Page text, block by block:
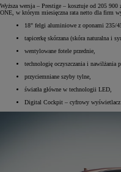
Wyższa wersja – Prestige – kosztuje od 205
ONE, w którym miesięczna rata netto dla firm
18" felgi aluminiowe z oponami 235/
tapicerkę skórzana (skóra naturalna i
wentylowane fotele przednie,
technologię oczyszczania i nawilżania
przyciemniane szyby tylne,
światła główne w technologii LED,
Digital Cockpit – cyfrowy